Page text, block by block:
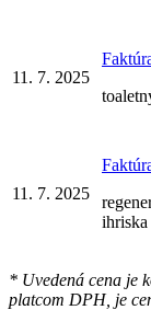
11. 7. 2025
11. 7. 2025
ihriska
* Uvedená cena je
platcom DPH, je